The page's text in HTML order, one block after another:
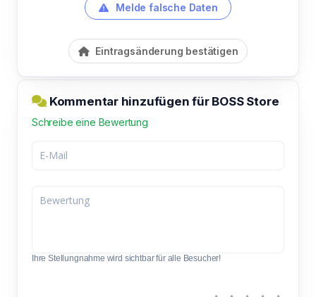
Melde falsche Daten
Eintragsänderung bestätigen
Kommentar hinzufügen für BOSS Store
Schreibe eine Bewertung
Ihre Stellungnahme wird sichtbar für alle Besucher!